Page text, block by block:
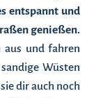
entspannt und
genießen.
aus und fahren
Wüsten
dir auch noch